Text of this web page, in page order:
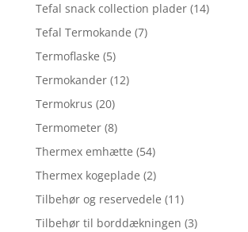
Tefal snack collection plader (14)
Tefal Termokande (7)
Termoflaske (5)
Termokander (12)
Termokrus (20)
Termometer (8)
Thermex emhætte (54)
Thermex kogeplade (2)
Tilbehør og reservedele (11)
Tilbehør til borddækningen (3)